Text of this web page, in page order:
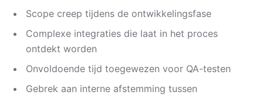
Scope creep tijdens de ontwikkelingsfase
Complexe integraties die laat in het proces
ontdekt worden
Onvoldoende tijd toegewezen voor QA-testen
Gebrek aan interne afstemming tussen